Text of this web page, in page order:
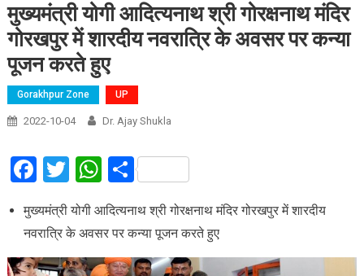
मुख्यमंत्री योगी आदित्यनाथ श्री गोरक्षनाथ मंदिर
गोरखपुर में शारदीय नवरात्रि के अवसर पर कन्या
पूजन करते हुए
Gorakhpur Zone UP
2022-10-04 Dr. Ajay Shukla
Facebook
Twitter
WhatsApp
Share
मुख्यमंत्री योगी आदित्यनाथ श्री गोरक्षनाथ मंदिर गोरखपुर में शारदीय
नवरात्रि के अवसर पर कन्या पूजन करते हुए